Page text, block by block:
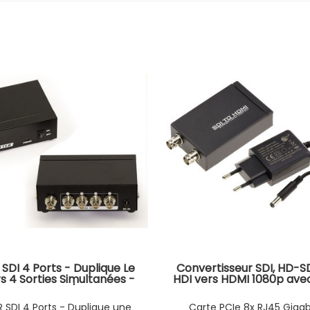
4 Ports - Duplique Le
4 Sorties Simultanées -
SD-SDI/HD-SDI et
3G-SDI 297MB/s
SDI 4 Ports - Duplique une
Convertisseur SDI, HD-
HDI vers HDMI 1080p
SDI et synchronisation
son
Carte PCIe 8x RJ45